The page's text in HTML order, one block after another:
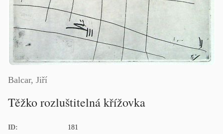
Balcar, Jiří
Těžko rozluštitelná křížovka
ID:
181